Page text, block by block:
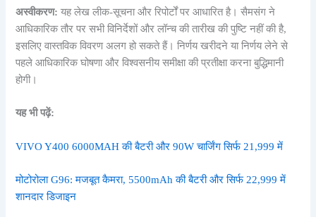
अस्वीकरण: यह लेख लीक-सूचना और रिपोर्टों पर आधारित है। सैमसंग ने
आधिकारिक तौर पर सभी विनिर्देशों और लॉन्च की तारीख की पुष्टि नहीं की है,
इसलिए वास्तविक विवरण अलग हो सकते हैं। निर्णय खरीदने या निर्णय लेने से
पहले आधिकारिक घोषणा और विश्वसनीय समीक्षा की प्रतीक्षा करना बुद्धिमानी
होगी।
यह भी पढ़ें:
VIVO Y400 6000MAH की बैटरी और 90W चार्जिंग सिर्फ 21,999 में
मोटोरोला G96: मजबूत कैमरा, 5500mAh की बैटरी और सिर्फ 22,999 में
शानदार डिजाइन